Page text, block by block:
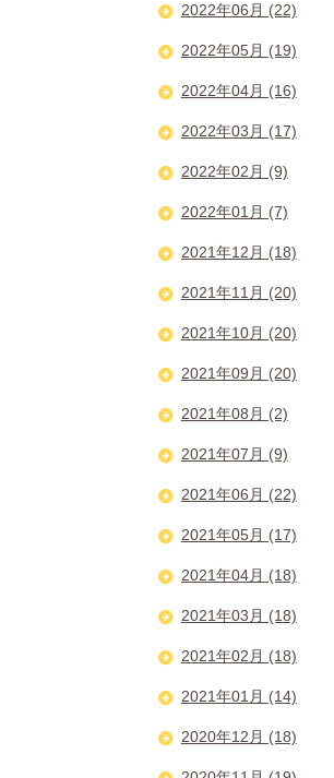
2022年06月 (22)
2022年05月 (19)
2022年04月 (16)
2022年03月 (17)
2022年02月 (9)
2022年01月 (7)
2021年12月 (18)
2021年11月 (20)
2021年10月 (20)
2021年09月 (20)
2021年08月 (2)
2021年07月 (9)
2021年06月 (22)
2021年05月 (17)
2021年04月 (18)
2021年03月 (18)
2021年02月 (18)
2021年01月 (14)
2020年12月 (18)